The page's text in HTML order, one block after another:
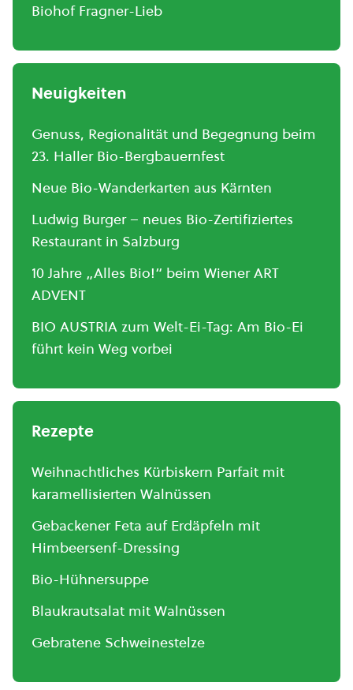
Biohof Fragner-Lieb
Neuigkeiten
Genuss, Regionalität und Begegnung beim
23. Haller Bio-Bergbauernfest
Neue Bio-Wanderkarten aus Kärnten
Ludwig Burger – neues Bio-Zertifiziertes
Restaurant in Salzburg
10 Jahre „Alles Bio!“ beim Wiener ART
ADVENT
BIO AUSTRIA zum Welt-Ei-Tag: Am Bio-Ei
führt kein Weg vorbei
Rezepte
Weihnachtliches Kürbiskern Parfait mit
karamellisierten Walnüssen
Gebackener Feta auf Erdäpfeln mit
Himbeersenf-Dressing
Bio-Hühnersuppe
Blaukrautsalat mit Walnüssen
Gebratene Schweinestelze